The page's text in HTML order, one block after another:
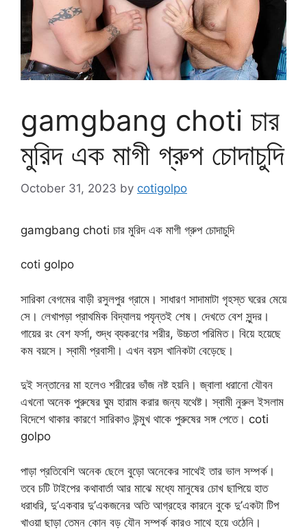
gamgbang choti চার
মুরিদ এক মাগী গ্রুপ চোদাচুদি
October 31, 2023 by cotigolpo
gamgbang choti চার মুরিদ এক মাগী গ্রুপ চোদাচুদি
coti golpo
সারিকা বেগমের বাড়ী রসুলপুর গ্রামে। সাধারণ সাদামাটা গৃহস্ত ঘরের মেয়ে
সে। লেখাপড়া প্রাথমিক বিদ্যালয় পযৃন্তই শেষ। দেখতে বেশ সুন্দর।
গায়ের রং বেশ ফর্সা, শুদ্ধ ব্যকরণের শরীর, উচ্চতা পরিমিত। বিয়ে হয়েছে
কম বয়সে। স্বামী প্রবাসী। এখন বয়স খানিকটা বেড়েছে।
দুই সন্তানের মা হলেও শরীরের ভাঁজ নষ্ট হয়নি। জ্বালা ধরানো যৌবন
এখনো অনেক পুরুষের ঘুম হারাম করার জন্য যথেষ্ট। স্বামী নুরুল ইসলাম
বিদেশে থাকার কারণে সারিকাও উন্মুখ থাকে পুরুষের সঙ্গ পেতে। coti
golpo
পাড়া প্রতিবেশি অনেক ছেলে বুড়ো অনেকের সাথেই তার ভাল সম্পর্ক।
তবে চটি টাইপের কথাবার্তা আর মাঝে মধ্যে মানুষের চোখ ছাপিয়ে হাত
ধরাধরি, দু’একবার দু’একজনের অতি আগ্রহের কারনে বুকে দু’একটা টিপ
খাওয়া ছাড়া তেমন কোন বড় যৌন সম্পর্ক কারও সাথে হয়ে ওঠেনি।